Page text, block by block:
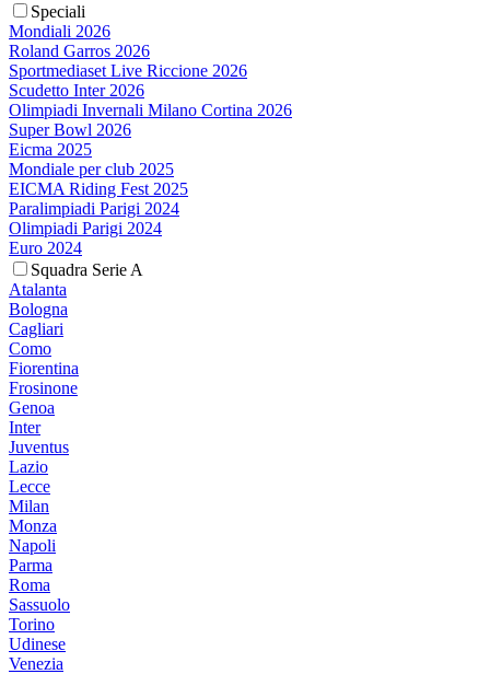
Speciali
Mondiali 2026
Roland Garros 2026
Sportmediaset Live Riccione 2026
Scudetto Inter 2026
Olimpiadi Invernali Milano Cortina 2026
Super Bowl 2026
Eicma 2025
Mondiale per club 2025
EICMA Riding Fest 2025
Paralimpiadi Parigi 2024
Olimpiadi Parigi 2024
Euro 2024
Squadra Serie A
Atalanta
Bologna
Cagliari
Como
Fiorentina
Frosinone
Genoa
Inter
Juventus
Lazio
Lecce
Milan
Monza
Napoli
Parma
Roma
Sassuolo
Torino
Udinese
Venezia